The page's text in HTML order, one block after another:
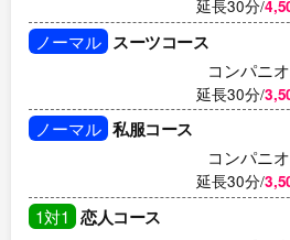
延長30分/
ノーマル スーツコース
コンパニ
延長30分/
ノーマル 私服コース
コンパニ
延長30分/
1対1 恋人コース